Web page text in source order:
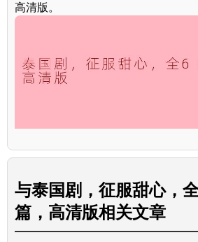
高清版。
与泰国剧，征服甜心，
篇，高清版相关文章